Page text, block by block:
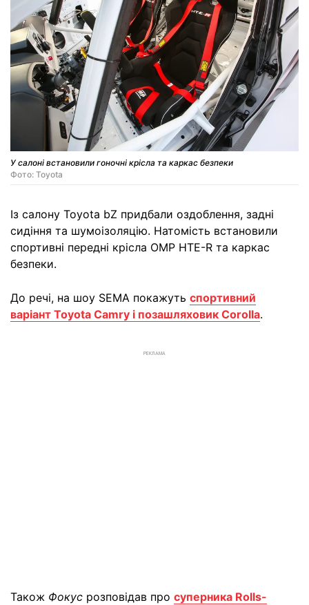
У салоні встановили гоночні крісла та каркас безпеки
Фото: Toyota
Із салону Toyota bZ придбали оздоблення, задні
сидіння та шумоізоляцію. Натомість встановили
спортивні передні крісла OMP HTE-R та каркас
безпеки.
До речі, на шоу SEMA покажуть спортивний
варіант Toyota Camry і позашляховик Corolla.
РЕКЛАМА
Також Фокус розповідав про суперника Rolls-